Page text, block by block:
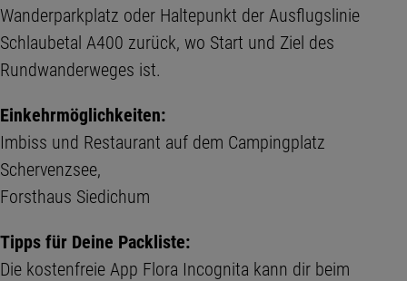
Wanderparkplatz oder Haltepunkt der Ausflugslinie
Schlaubetal A400 zurück, wo Start und Ziel des
Rundwanderweges ist.
Einkehrmöglichkeiten:
Imbiss und Restaurant auf dem Campingplatz
Schervenzsee,
Forsthaus Siedichum
Tipps für Deine Packliste:
Die kostenfreie App Flora Incognita kann dir beim